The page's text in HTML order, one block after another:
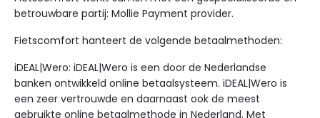
betrouwbare partij: Mollie Payment provider.
Fietscomfort hanteert de volgende betaalmethoden:
iDEAL|Wero: iDEAL|Wero is een door de Nederlandse
banken ontwikkeld online betaalsysteem. iDEAL|Wero is
een zeer vertrouwde en daarnaast ook de meest
gebruikte online betaalmethode in Nederland. Met